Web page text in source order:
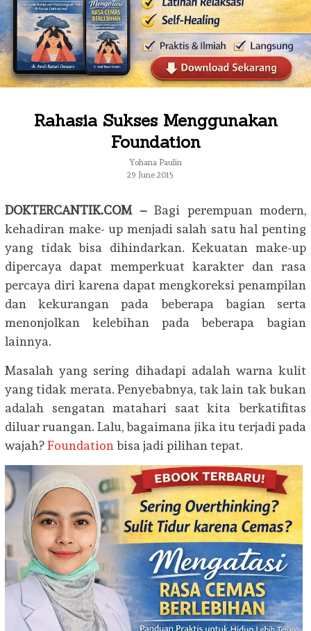
Rahasia Sukses Menggunakan
Foundation
Yohana Paulin
29 June 2015
DOKTERCANTIK.COM –Bagi perempuan modern,
kehadiran make- up menjadi salah satu hal penting
yang tidak bisa dihindarkan. Kekuatan make-up
dipercaya dapat memperkuat karakter dan rasa
percaya diri karena dapat mengkoreksi penampilan
dan kekurangan pada beberapa bagian serta
menonjolkan kelebihan pada beberapa bagian
lainnya.
Masalah yang sering dihadapi adalah warna kulit
yang tidak merata. Penyebabnya, tak lain tak bukan
adalah sengatan matahari saat kita berkatifitas
diluar ruangan. Lalu, bagaimana jika itu terjadi pada
wajah?Foundation bisa jadi pilihan tepat.